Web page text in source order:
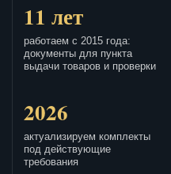
11 лет
работаем с 2015 года:
документы для пункта
выдачи товаров и проверки
2026
актуализируем комплекты
под действующие
требования